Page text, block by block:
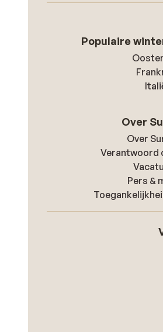
Populaire
Over
Over
Verantwoord
Pers &